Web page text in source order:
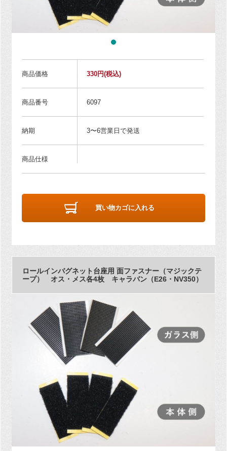
商品価格 330円(税込)
商品番号 6097
納期 3〜6営業日で発送
商品仕様
買い物カゴに入れる
ロールインバグネット台座用 面ファスナー（マジックテ
ープ） オス・メス各4枚 キャラバン（E26・NV350）